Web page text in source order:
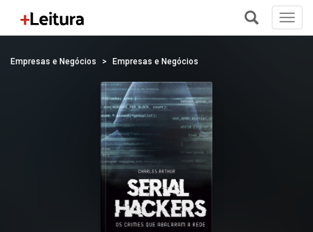
Empresas e Negócios Empresas e Negócios